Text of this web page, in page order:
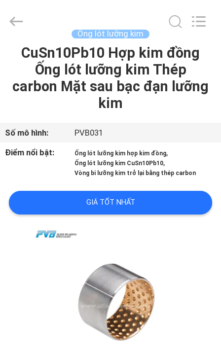
NHÀ
SẢN
VIDEO
VR
Sliding
Reserved.
Ống lót lưỡng kim
CuSn10Pb10 Hợp kim đồng
Ống lót lưỡng kim Thép
carbon Mặt sau bạc đạn lưỡng
kim
Số mô hình:
PVB031
Điểm nổi bật:
Ống lót lưỡng kim hợp kim đồng,
Ống lót lưỡng kim CuSn10Pb10,
Vòng bi lưỡng kim trở lại bằng thép carbon
GIÁ TỐT NHẤT